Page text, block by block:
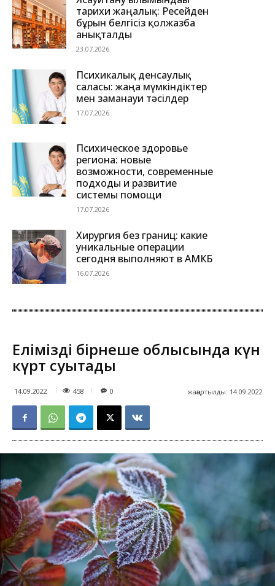
тарихи жаңалық: Ресейден
бұрын белгісіз қолжазба
анықталды
23.07.2026
Психикалық денсаулық
саласы: жаңа мүмкіндіктер
мен заманауи тәсілдер
17.07.2026
Психическое здоровье
региона: новые
возможности, современные
подходы и развитие
системы помощи
17.07.2026
Хирургия без границ: какие
уникальные операции
сегодня выполняют в АМКБ
16.07.2026